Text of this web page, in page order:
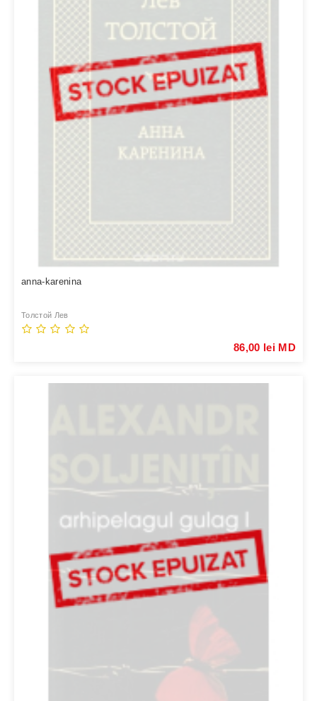
anna-karenina
Толстой Лев
86,00 lei MD